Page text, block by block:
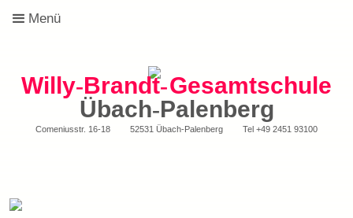
Menü
Willy-Brandt-Gesamtschule
Übach-Palenberg
Comeniusstr. 16-18 52531 Übach-Palenberg Tel +49 2451 93100